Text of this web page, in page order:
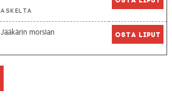
askelta
Jääkärin morsian Osta liput